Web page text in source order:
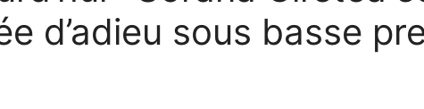
d’adieu sous basse